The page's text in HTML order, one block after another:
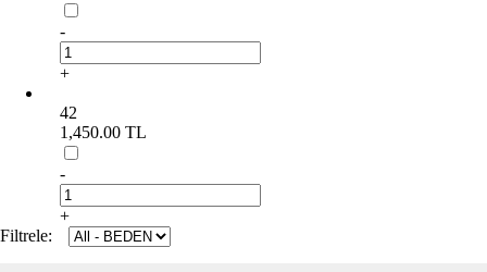
-
+
42
1,450.00 TL
-
+
Filtrele: